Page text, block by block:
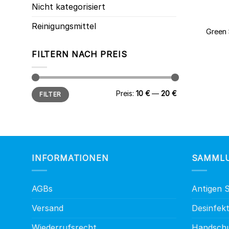
Nicht kategorisiert
Reinigungsmittel
FILTERN NACH PREIS
Min
Preis
Max
PreisFILTER Preis: 10 €— 20 €
Green
INFORMATIONEN
AGBs
Versand
Antigen